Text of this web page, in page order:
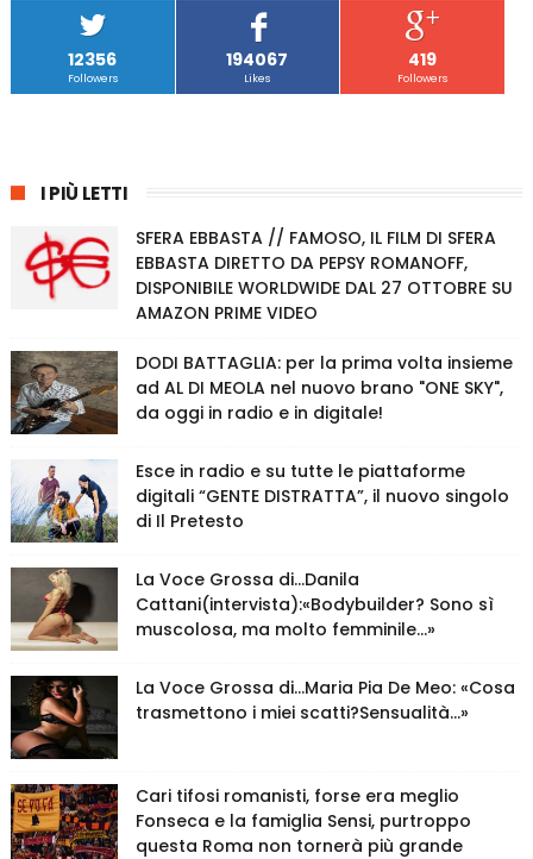
12356
Followers
194067
Likes
419
Followers
I PIÙ LETTI
SFERA EBBASTA // FAMOSO, IL FILM DI SFERA
EBBASTA DIRETTO DA PEPSY ROMANOFF,
DISPONIBILE WORLDWIDE DAL 27 OTTOBRE SU
AMAZON PRIME VIDEO
DODI BATTAGLIA: per la prima volta insieme
ad AL DI MEOLA nel nuovo brano "ONE SKY",
da oggi in radio e in digitale!
Esce in radio e su tutte le piattaforme
digitali “GENTE DISTRATTA”, il nuovo singolo
di Il Pretesto
La Voce Grossa di…Danila
Cattani(intervista):«Bodybuilder? Sono sì
muscolosa, ma molto femminile…»
La Voce Grossa di…Maria Pia De Meo: «Cosa
trasmettono i miei scatti?Sensualità…»
Cari tifosi romanisti, forse era meglio
Fonseca e la famiglia Sensi, purtroppo
questa Roma non tornerà più grande